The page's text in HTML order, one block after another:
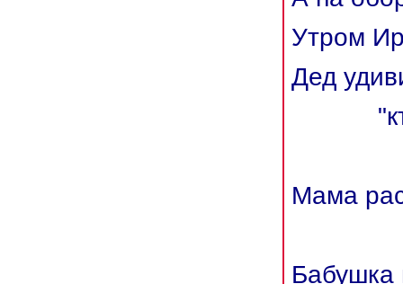
Утром
Дед
"кто
Мама
Бабушка